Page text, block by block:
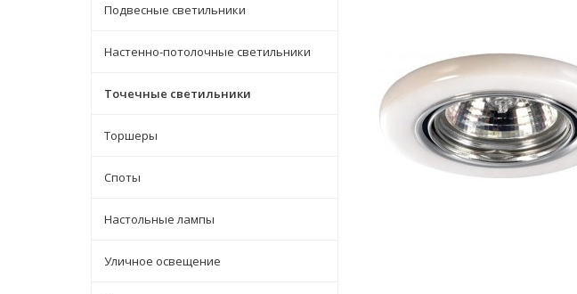
Подвесные светильники
Настенно-потолочные светильники
Точечные светильники
Торшеры
Споты
Настольные лампы
Уличное освещение